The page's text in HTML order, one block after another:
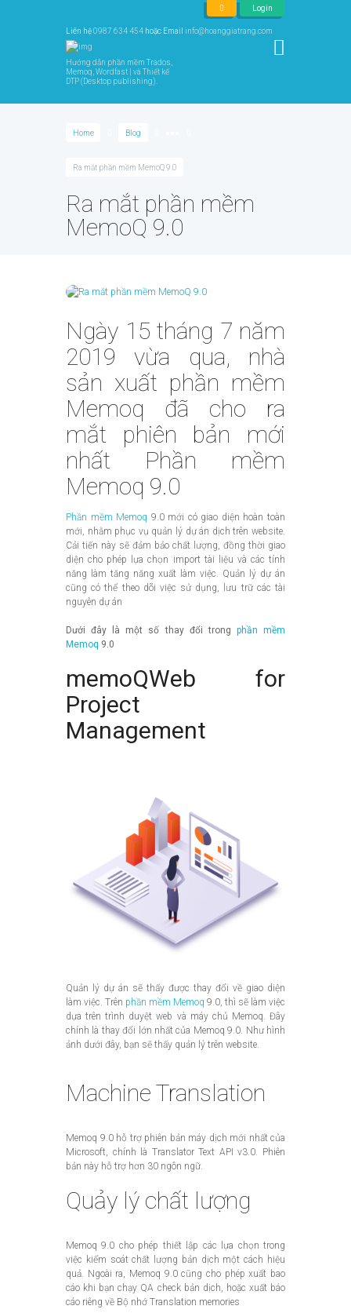
Login
Liên hệ0987 634 454 hoặc Email info@hoanggiatrang.com
Hướng dẫn phần mềm Trados,
Memoq, Wordfast | và Thiết kế
DTP (Desktop publishing).
Home Blog
Ra mắt phần mềm MemoQ 9.0
Ra mắt phần mềm
MemoQ 9.0
Ngày 15 tháng 7 năm
2019 vừa qua, nhà
sản xuất phần mềm
Memoq đã cho ra
mắt phiên bản mới
nhất Phần mềm
Memoq 9.0
Phần mềm Memoq 9.0 mới có giao diện hoàn toàn
mới, nhằm phục vụ quản lý dự án dịch trên website.
Cải tiến này sẽ đảm bảo chất lượng, đồng thời giao
diện cho phép lựa chọn import tài liệu và các tính
năng làm tăng năng xuất làm việc. Quản lý dự án
cũng có thể theo dõi việc sử dụng, lưu trữ các tài
nguyên dự án
Dưới đây là một số thay đổi trong phần mềm
Memoq 9.0
​memoQWeb for
Project
Management
Quản lý dự án sẽ thấy được thay đổi về giao diện
làm việc. Trên phần mềm Memoq 9.0, thì sẽ làm việc
dựa trên trình duyệt web và máy chủ Memoq. Đây
chính là thay đổi lớn nhất của Memoq 9.0. Như hình
ảnh dưới đây, bạn sẽ thấy quản lý trên website.
Machine Translation
Memoq 9.0 hỗ trợ phiên bản máy dịch mới nhất của
Microsoft, chính là Translator Text API v3.0. Phiên
bản này hỗ trợ hơn 30 ngôn ngữ.
Quảy lý chất lượng
Memoq 9.0 cho phép thiết lập các lựa chọn trong
việc kiểm soát chất lượng bản dịch một cách hiệu
quả. Ngoài ra, Memoq 9.0 cũng cho phép xuất bao
cáo khi bạn chạy QA check bản dịch, hoặc xuất báo
cáo riêng về Bộ nhớ Translation memories